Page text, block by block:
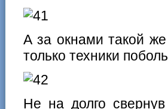
А за окнами такой
только техники
Не на долго